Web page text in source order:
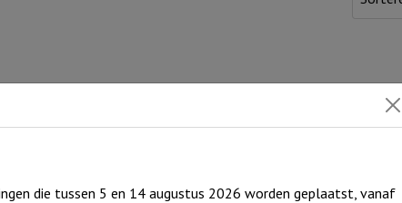
die tussen 5 en 14 augustus 2026 worden geplaatst, vanaf